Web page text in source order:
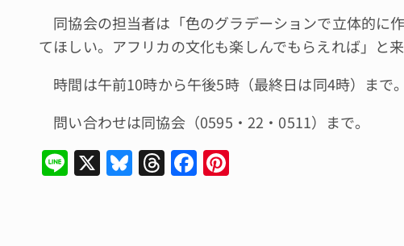
同協会の担当者は「色のグラデーションで立体的に
てほしい。アフリカの文化も楽しんでもらえれば」と
時間は午前10時から午後5時（最終日は同4時）まで
問い合わせは同協会（0595・22・0511）まで。
Li
n
X Bl
u
T
hr
F
a